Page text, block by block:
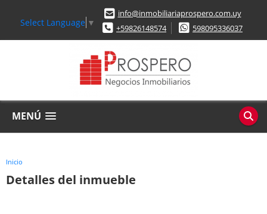
Select Language ▼
info@inmobiliariaprospero.com.uy
+59826148574
598095336037
MENÚ
Inicio
Detalles del inmueble